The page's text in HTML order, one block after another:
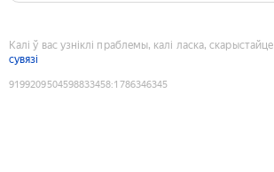
Калі ў вас узніклі праблемы, калі ласка, скарыстайце
сувязі
9199209504598833458:1786346345